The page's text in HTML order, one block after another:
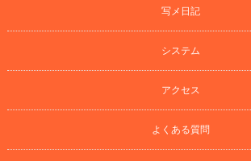
写メ日記
システム
アクセス
よくある質問